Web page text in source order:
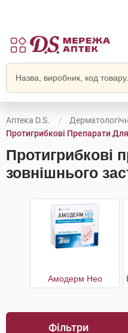
Аптека D.S.
Протигрибкові Препарати
Протигрибкові
зовнішнього
Амодерм Нео
Фільтри